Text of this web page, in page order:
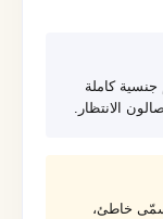
جنسية كاملة
الانتظار.
خاطئ،